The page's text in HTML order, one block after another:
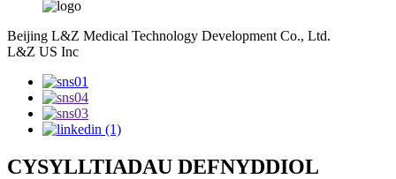
Beijing L&Z Medical Technology Development Co., Ltd.
L&Z US Inc
CYSYLLTIADAU DEFNYDDIOL